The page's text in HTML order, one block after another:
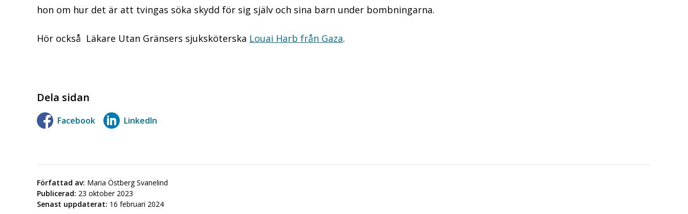
hon om hur det är att tvingas söka skydd för sig själv och sina barn under bombningarna.
Hör också Läkare Utan Gränsers sjuksköterska Louai Harb från Gaza.
Dela sidan
Facebook LinkedIn
Författad av: Maria Östberg Svanelind
Publicerad: 23 oktober 2023
Senast uppdaterat: 16 februari 2024